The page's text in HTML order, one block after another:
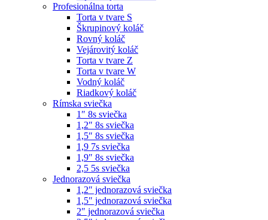
Profesionálna torta
Torta v tvare S
Škrupinový koláč
Rovný koláč
Vejárovitý koláč
Torta v tvare Z
Torta v tvare W
Vodný koláč
Riadkový koláč
Rímska sviečka
1″ 8s sviečka
1,2″ 8s sviečka
1,5″ 8s sviečka
1,9 7s sviečka
1,9″ 8s sviečka
2,5 5s sviečka
Jednorazová sviečka
1,2″ jednorazová sviečka
1,5″ jednorazová sviečka
2″ jednorazová sviečka